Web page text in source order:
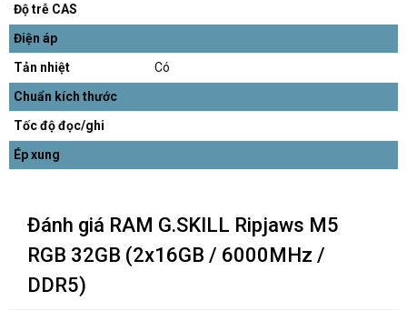
Độ trễ CAS
Điện áp
Tản nhiệt
Có
Chuẩn kích thước
Tốc độ đọc/ghi
Ép xung
Đánh giá RAM G.SKILL Ripjaws M5
RGB 32GB (2x16GB / 6000MHz /
DDR5)